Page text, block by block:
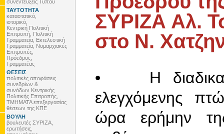
συνεντεύξεις Τύπου
ΤΑΥΤΟΤΗΤΑ
καταστατικό,
ιστορικό,
Κεντρική Πολιτική
Επιτροπή, Πολιτική
Γραμματεία, Εκτελεστική
Γραμματεία, Νομαρχιακές
Επιτροπές,
Πρόεδρος,
Γραμματέας
ΘΕΣΕΙΣ
πολιτικές αποφάσεις
συνεδρίων &
συνόδων Κεντρικής
Πολιτικής Επιτροπής,
ΤΜΗΜΑΤΑ επεξεργασίας
θέσεων της ΚΠΕ
ΒΟΥΛΗ
βουλευτές ΣΥΡΙΖΑ,
ερωτήσεις,
ΣΥΡΙΖΑ Αλ.
στο Ν.
• Η
ελεγχόμενης
ώρα ερήμην